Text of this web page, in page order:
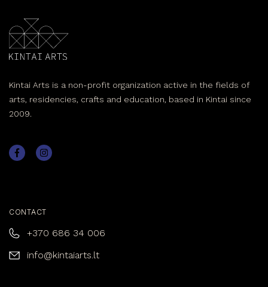
Kintai Arts is a non-profit organization active in the fields of
arts, residencies, crafts and education, based in Kintai since
2009.
CONTACT
+370 686 34 006
info@kintaiarts.lt